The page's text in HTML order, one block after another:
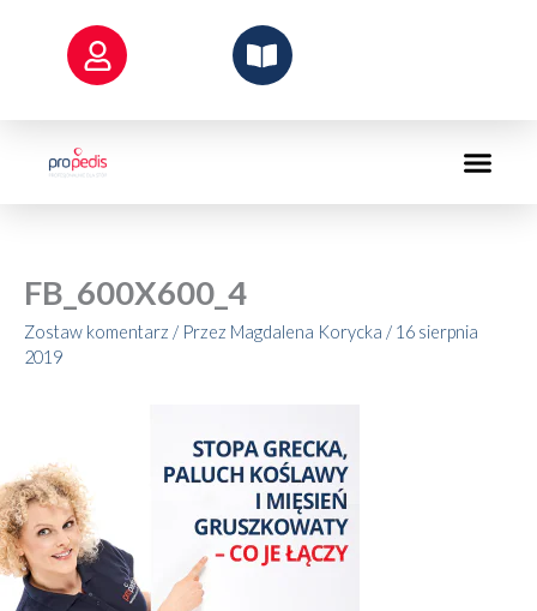
FB_600X600_4
Zostaw komentarz / Przez Magdalena Korycka / 16 sierpnia
2019